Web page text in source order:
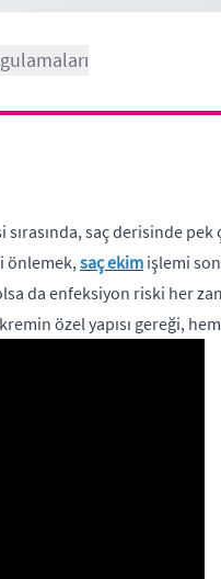
saç derisinde pek
önlemek,saç ekim işlemi
da enfeksiyon riski her
özel yapısı gereği,